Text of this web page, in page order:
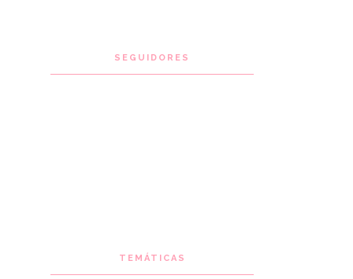
SEGUIDORES
TEMÁTICAS